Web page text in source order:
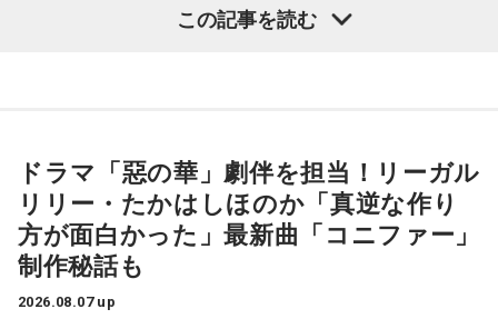
※ メールの件名は「ランキング」でお願いします。
■番組タイトル：ニッポン放送『中島健人のオールナイトニッ
ポン』
■放送日時：2026年8月14日（金） 25時～27時 （15日
（土）午前1時〜3時）
ニッポン放送をキーステーションに全国ネットで放送
◆“真逆な作り方”で楽曲制作
リーガルリリーは高校在学時から注目を集め、国内大型ロッ
クフェスにも多数出演するだけでなく、アメリカで開催され
この記事を読む
ドラマ「惡の華」劇伴を担当！リーガル
リリー・たかはしほのか「真逆な作り
方が面白かった」最新曲「コニファー」
制作秘話も
2026.08.07 up